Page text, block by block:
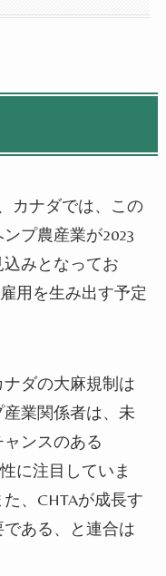
カナダでは、この
ンプ農産業が2023
みとなってお
雇用 を生み出す予定
ダの大麻規制は
産業関係者は、未
ンスのある
に注目していま
た、CHTAが成長す
である、
と連合は